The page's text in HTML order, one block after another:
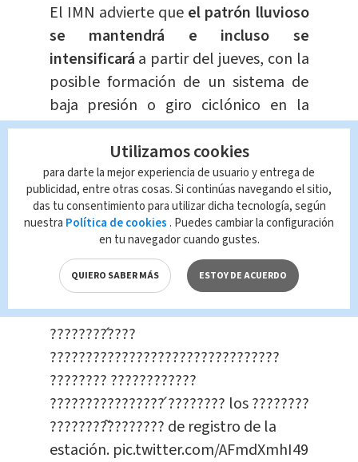
El IMN advierte que el patrón lluvioso
se mantendrá e incluso se
intensificará a partir del jueves, con la
posible formación de un sistema de
baja presión o giro ciclónico en la
región. Esto podría generar aún más
lluvias y episodios de neblina en los
próximos días.
#imn_récordsLos acumulados de
lluvia en lo que va de mes ya sitúan
????????????????
????????????????????????????????????
???????????????? ????????
????????́????
????????????????????????????????
???????? ????????????
????????????????́ ???????? los ????????
????????̃???????? de registro de la
estación. pic.twitter.com/AFmdXmhI49
Utilizamos cookies
para darte la mejor experiencia de usuario y entrega de
publicidad, entre otras cosas. Si continúas navegando el sitio,
das tu consentimiento para utilizar dicha tecnología, según
nuestra Política de cookies . Puedes cambiar la configuración
en tu navegador cuando gustes.
QUIERO SABER MÁS ESTOY DE ACUERDO